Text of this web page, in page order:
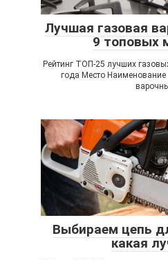
Лучшая газовая
9 топовых
Рейтинг ТОП-25 лучших
года Место
Выбираем цепь
какая